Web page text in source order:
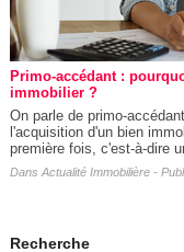
Primo-accédant :
immobilier ?
On parle de primo-
l'acquisition d'un bien
première fois, c'est-à-dire
Dans Actualité Immobilière-
Recherche